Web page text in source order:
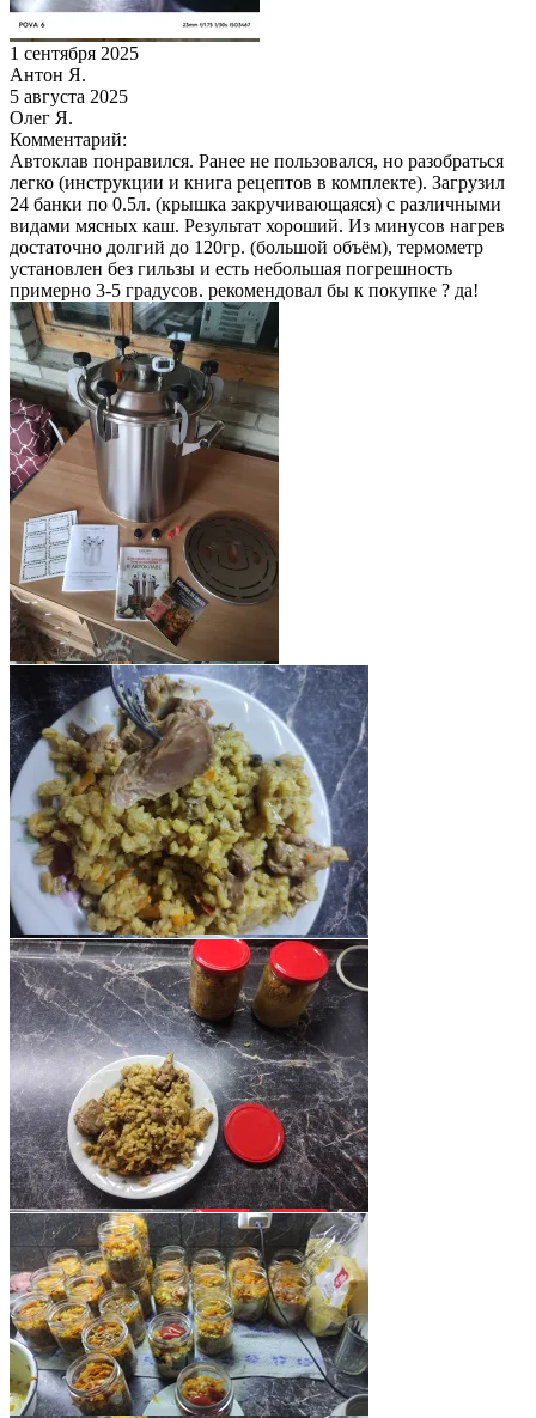
1 сентября 2025
Антон Я.
5 августа 2025
Олег Я.
Комментарий:
Автоклав понравился. Ранее не пользовался, но разобраться
легко (инструкции и книга рецептов в комплекте). Загрузил
24 банки по 0.5л. (крышка закручивающаяся) с различными
видами мясных каш. Результат хороший. Из минусов нагрев
достаточно долгий до 120гр. (большой объём), термометр
установлен без гильзы и есть небольшая погрешность
примерно 3-5 градусов. рекомендовал бы к покупке ? да!